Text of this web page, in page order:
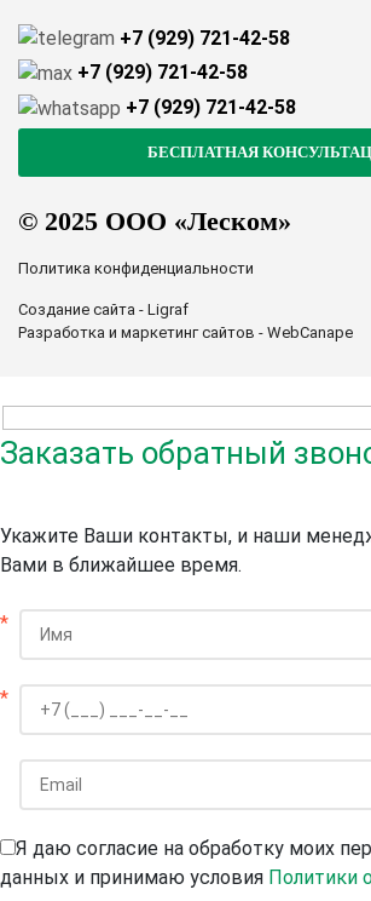
© 2025 ООО «Леском»
Политика конфиденциальности
Создание сайта - Ligraf
Разработка и маркетинг сайтов - WebCanape
+7 (929) 721-42-58
+7 (929) 721-42-58
+7 (929) 721-42-58
Заказать обратный
Укажите Ваши контакты, и наши
Вами в ближайшее время.
*
*
Я даю согласие на обработку моих
данных и принимаю условия Политики